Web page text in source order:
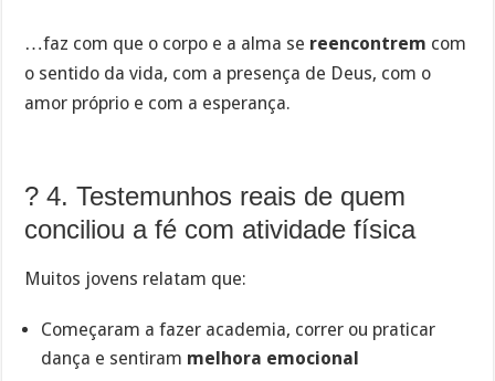
…faz com que o corpo e a alma se reencontrem com
o sentido da vida, com a presença de Deus, com o
amor próprio e com a esperança.
? 4. Testemunhos reais de quem
conciliou a fé com atividade física
Muitos jovens relatam que:
Começaram a fazer academia, correr ou praticar
dança e sentiram melhora emocional